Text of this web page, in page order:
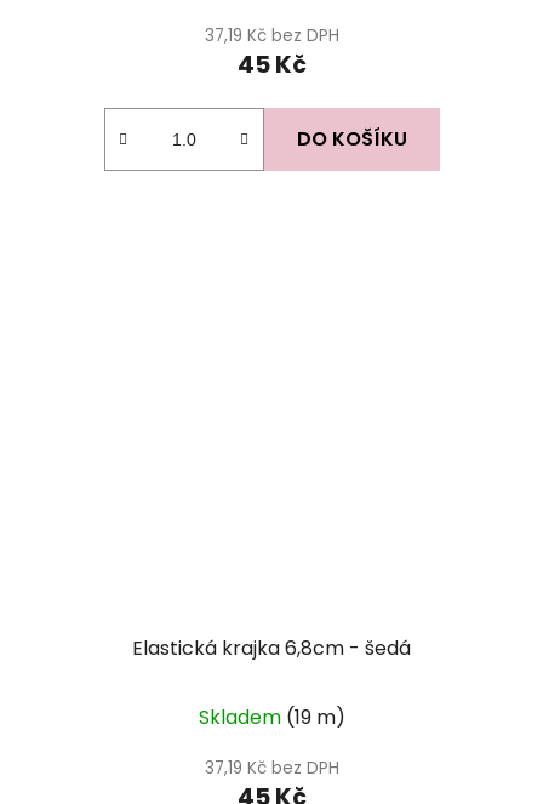
37,19 Kč bez DPH
45 Kč
DO KOŠÍKU
Elastická krajka 6,8cm - šedá
Skladem (19 m)
37,19 Kč bez DPH
45 Kč